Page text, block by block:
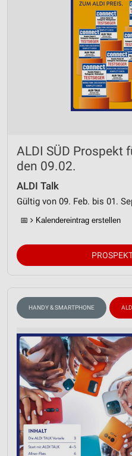
ALDI SÜD Prospekt
den 09.02.
ALDI Talk
Gültig von 09. Feb. bis 01.
📅 Kalendereintrag erstellen
HANDY & SMARTPHONE